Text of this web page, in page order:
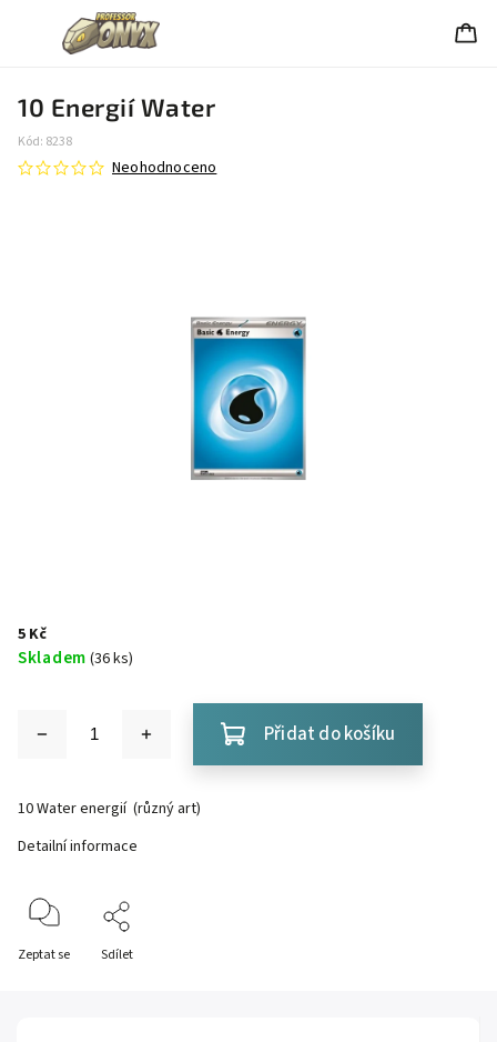
10 Energií Water
Kód: 8238
Neohodnoceno
5 Kč
Skladem (36 ks)
Přidat do košíku
10 Water energií (různý art)
Detailní informace
Zeptat se Sdílet